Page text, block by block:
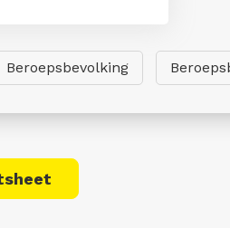
Beroepsbevolking